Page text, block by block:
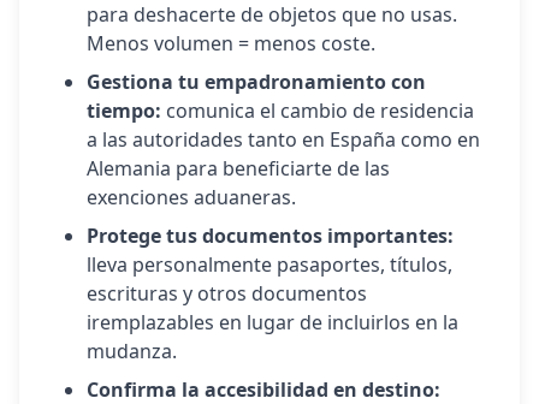
para deshacerte de objetos que no usas.
Menos volumen = menos coste.
Gestiona tu empadronamiento con
tiempo: comunica el cambio de residencia
a las autoridades tanto en España como en
Alemania para beneficiarte de las
exenciones aduaneras.
Protege tus documentos importantes:
lleva personalmente pasaportes, títulos,
escrituras y otros documentos
iremplazables en lugar de incluirlos en la
mudanza.
Confirma la accesibilidad en destino: